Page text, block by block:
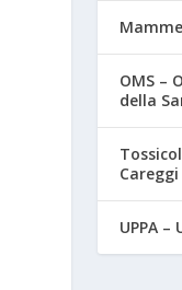
OMS –
della
Careggi
UPPA